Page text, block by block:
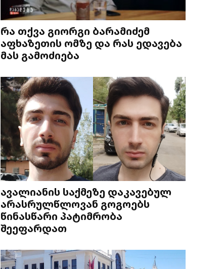
რა თქვა გიორგი ბარამიძემ
აფხაზეთის ომზე და რას ედავება
მას გამოძიება
ავალიანის საქმეზე დაკავებულ
არასრულწლოვან გოგოებს
წინასწარი პატიმრობა
შეეფარდათ